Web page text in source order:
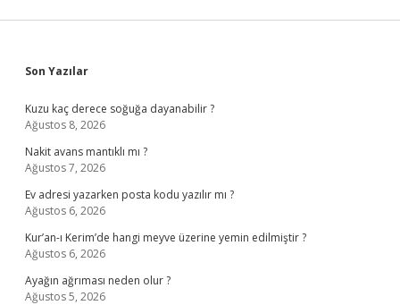
Sidebar
Son Yazılar
Kuzu kaç derece soğuğa dayanabilir ?
Ağustos 8, 2026
Nakit avans mantıklı mı ?
Ağustos 7, 2026
Ev adresi yazarken posta kodu yazılır mı ?
Ağustos 6, 2026
Kur’an-ı Kerim’de hangi meyve üzerine yemin edilmiştir ?
Ağustos 6, 2026
Ayağın ağrıması neden olur ?
Ağustos 5, 2026